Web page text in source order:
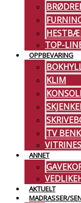
TOP-
OPPBEVARING
KLIM
TV
ANNET
AKTUELT
MADRASSER/